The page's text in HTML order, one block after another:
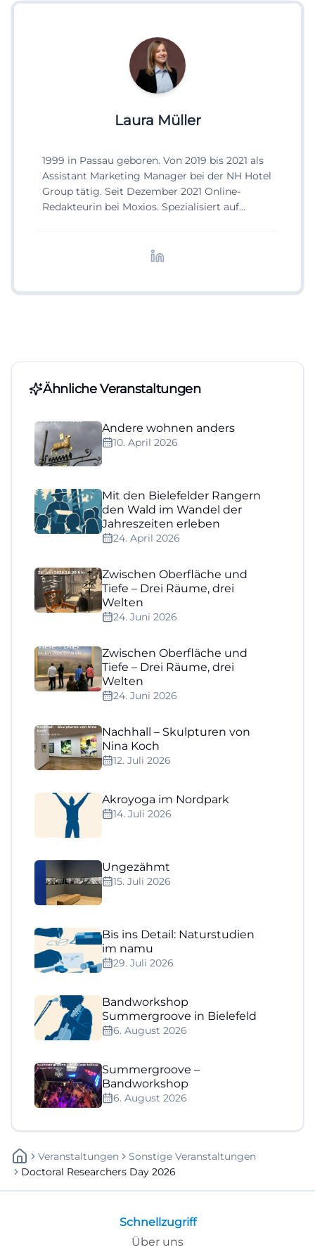
Laura Müller
1999 in Passau geboren. Von 2019 bis 2021 als
Assistant Marketing Manager bei der NH Hotel
Group tätig. Seit Dezember 2021 Online-
Redakteurin bei Moxios. Spezialisiert auf
Ähnliche Veranstaltungen
Andere wohnen anders
10. April 2026
Mit den Bielefelder Rangern
den Wald im Wandel der
Jahreszeiten erleben
24. April 2026
Zwischen Oberfläche und
Tiefe – Drei Räume, drei
Welten
24. Juni 2026
Zwischen Oberfläche und
Tiefe – Drei Räume, drei
Welten
24. Juni 2026
Nachhall – Skulpturen von
Nina Koch
12. Juli 2026
Akroyoga im Nordpark
14. Juli 2026
Ungezähmt
15. Juli 2026
Bis ins Detail: Naturstudien
im namu
29. Juli 2026
Bandworkshop
Summergroove in Bielefeld
6. August 2026
Summergroove –
Bandworkshop
6. August 2026
Veranstaltungen
Sonstige Veranstaltungen
Doctoral Researchers Day 2026
Schnellzugriff
Über uns